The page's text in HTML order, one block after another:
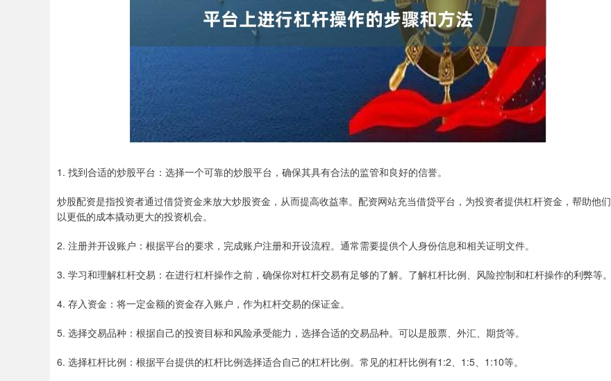
1. 找到合适的炒股平台：选择一个可靠的炒股平台，确保其具有合法的监管和良好的信誉。
炒股配资是指投资者通过借贷资金来放大炒股资金，从而提高收益率。配资网站充当借贷平台，为投资者提供杠杆资金，帮助他们
以更低的成本撬动更大的投资机会。
2. 注册并开设账户：根据平台的要求，完成账户注册和开设流程。通常需要提供个人身份信息和相关证明文件。
3. 学习和理解杠杆交易：在进行杠杆操作之前，确保你对杠杆交易有足够的了解。了解杠杆比例、风险控制和杠杆操作的利弊等。
4. 存入资金：将一定金额的资金存入账户，作为杠杆交易的保证金。
5. 选择交易品种：根据自己的投资目标和风险承受能力，选择合适的交易品种。可以是股票、外汇、期货等。
6. 选择杠杆比例：根据平台提供的杠杆比例选择适合自己的杠杆比例。常见的杠杆比例有1:2、1:5、1:10等。